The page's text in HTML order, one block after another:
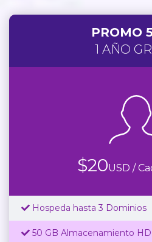
PROMO
1 AÑO
$20USD /
Hospeda hasta 3 Dominios
50 GB Almacenamiento